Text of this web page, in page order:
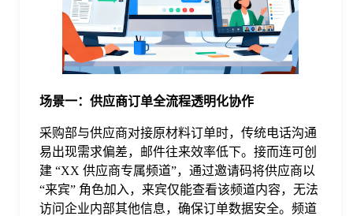
场景一：供应商订单全流程透明化协作
采购部与供应商对接原材料订单时，传统电话沟通
易出现需求偏差，邮件往来效率低下。接而连可创
建 “XX 供应商专属频道”，通过邀请码将供应商以
“来宾” 角色加入，来宾仅能查看该频道内容，无法
访问企业内部其他信息，确保订单数据安全。频道